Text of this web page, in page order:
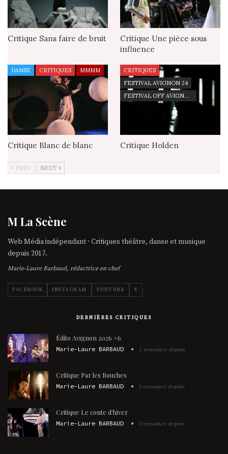
Critique Sans faire de bruit
Critique Une pièce sous
influence
DANSE CRITIQUES MMMM
Critique Blanc de blanc
CRITIQUES
FESTIVAL AVIGNON 24
FESTIVAL OFF AVIGNON 25
Critique Holden
PREV NEXT
M La Scène
Web Média indépendant · Critiques théâtre, danse et musique
depuis 2017.
Marie-Laure Barbaud, rédactrice en chef
FACEBOOK INSTAGRAM YOUTUBE X
DERNIÈRES CRITIQUES
Édito Avignon 2026 #6
Marie-Laure BARBAUD 2 semaines depuis
Critique Par les Bouches
Marie-Laure BARBAUD 3 semaines depuis
Critique Le conte d'hiver
Marie-Laure BARBAUD 3 semaines depuis